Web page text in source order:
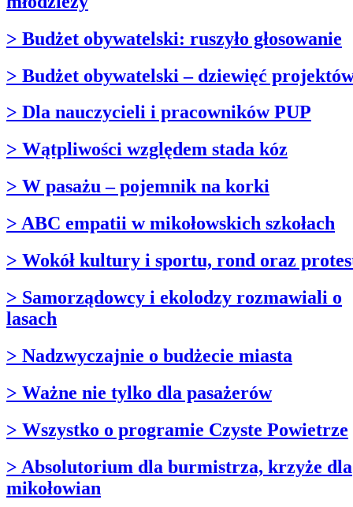
> Budżet obywatelski: ruszyło głosowanie
> Budżet obywatelski – dziewięć
> Dla nauczycieli i pracowników PUP
> Wątpliwości względem stada kóz
> W pasażu – pojemnik na korki
> ABC empatii w mikołowskich szkołach
> Wokół kultury i sportu, rond oraz
> Samorządowcy i ekolodzy rozmawiali o
lasach
> Nadzwyczajnie o budżecie miasta
> Ważne nie tylko dla pasażerów
> Wszystko o programie Czyste Powietrze
> Absolutorium dla burmistrza, krzyże dla
mikołowian